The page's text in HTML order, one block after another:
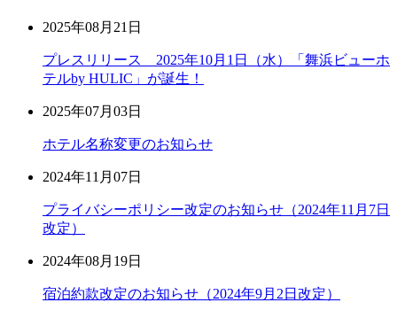
2025年08月21日
プレスリリース 2025年10月1日（水）「舞浜ビューホ
テルby HULIC」が誕生！
2025年07月03日
ホテル名称変更のお知らせ
2024年11月07日
プライバシーポリシー改定のお知らせ（2024年11月7日
改定）
2024年08月19日
宿泊約款改定のお知らせ（2024年9月2日改定）